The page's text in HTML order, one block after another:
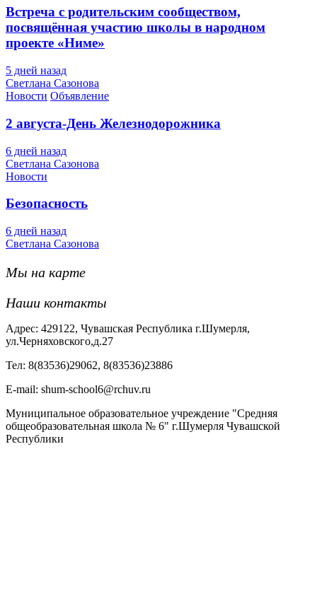
Встреча с родительским сообществом,
посвящённая участию школы в народном
проекте «Ниме»
5 дней назад
Светлана Сазонова
Новости Объявление
2 августа-День Железнодорожника
6 дней назад
Светлана Сазонова
Новости
Безопасность
6 дней назад
Светлана Сазонова
Мы на карте
Наши контакты
Адрес: 429122, Чувашская Республика г.Шумерля,
ул.Черняховского,д.27
Тел: 8(83536)29062, 8(83536)23886
Е-mail: shum-school6@rchuv.ru
Муниципальное образовательное учреждение "Средняя
общеобразовательная школа № 6" г.Шумерля Чувашской
Республики